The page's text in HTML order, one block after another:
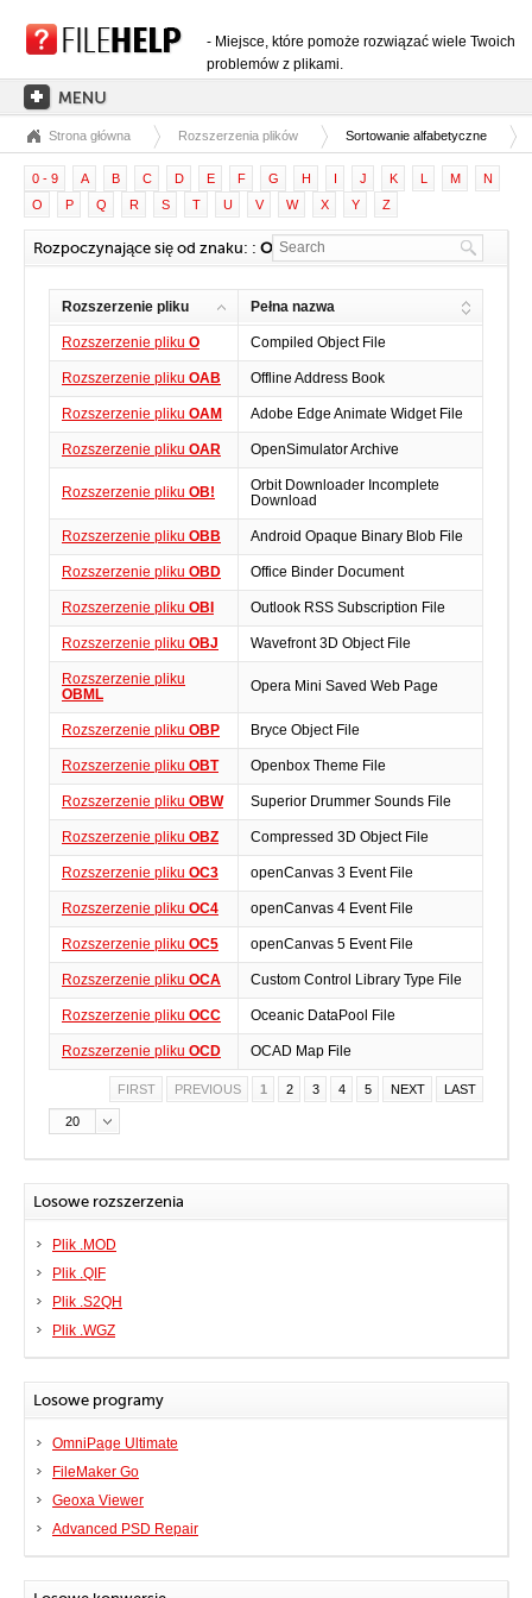
- Miejsce, które pomoże rozwiązać wiele Twoich
problemów z plikami.
STRONA GŁÓWNA
KATEGORIE ROZSZERZEŃ
KATEGORIE STEROWNIKÓW
PLIKI DLL
KONWERSJE PLIKÓW
PROGRAMY
Strona główna Rozszerzenia plików Sortowanie alfabetyczne
0 - 9 A B C D E F G H I J K L M
N
O
P Q R S T U V W X Y Z
Rozpoczynające się od znaku: : O
Rozszerzenie pliku Pełna nazwa
Rozszerzenie pliku O Compiled Object File
Rozszerzenie pliku OAB Offline Address Book
Rozszerzenie pliku OAM Adobe Edge Animate Widget File
Rozszerzenie pliku OAR OpenSimulator Archive
Rozszerzenie pliku OB!
Orbit Downloader Incomplete
Download
Rozszerzenie pliku OBB Android Opaque Binary Blob File
Rozszerzenie pliku OBD Office Binder Document
Rozszerzenie pliku OBI Outlook RSS Subscription File
Rozszerzenie pliku OBJ Wavefront 3D Object File
Rozszerzenie pliku
OBML
Opera Mini Saved Web Page
Rozszerzenie pliku OBP Bryce Object File
Rozszerzenie pliku OBT Openbox Theme File
Rozszerzenie pliku OBW Superior Drummer Sounds File
Rozszerzenie pliku OBZ Compressed 3D Object File
Rozszerzenie pliku OC3 openCanvas 3 Event File
Rozszerzenie pliku OC4 openCanvas 4 Event File
Rozszerzenie pliku OC5 openCanvas 5 Event File
Rozszerzenie pliku OCA Custom Control Library Type File
Rozszerzenie pliku OCC Oceanic DataPool File
Rozszerzenie pliku OCD OCAD Map File
FIRST PREVIOUS 1 2 3 4 5 NEXT LAST
20
Losowe rozszerzenia
Plik .MOD
Plik .QIF
Plik .S2QH
Plik .WGZ
Losowe programy
OmniPage Ultimate
FileMaker Go
Geoxa Viewer
Advanced PSD Repair